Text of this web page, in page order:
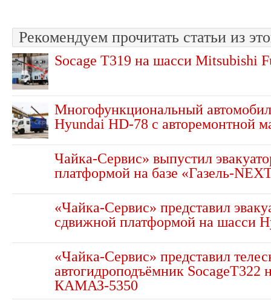
Рекомендуем прочитать статьи из
Socage T319 на шасси Mitsubishi
Многофункциональный
Hyundai HD-78 с авторемонтной
Чайка-Сервис» выпустил
платформой на базе «Газель-
«Чайка-Сервис» представил
сдвижной платформой на шасси
«Чайка-Сервис» представил
автогидроподъёмник SocageT322
КАМАЗ-5350